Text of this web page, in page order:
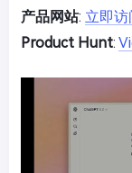
产品网站: 立即访
Product Hunt: